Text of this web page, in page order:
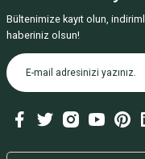
Bültenimize kayıt olun,
haberiniz olsun!